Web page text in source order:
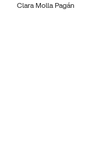
Clara Molla Pagán